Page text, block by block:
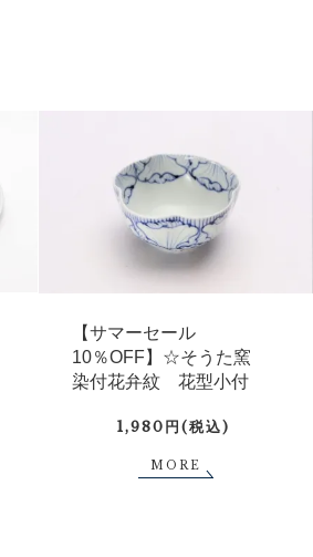
【サマーセール
10％OFF】☆そうた窯
染付花弁紋 花型小付
1,980円(税込)
MORE